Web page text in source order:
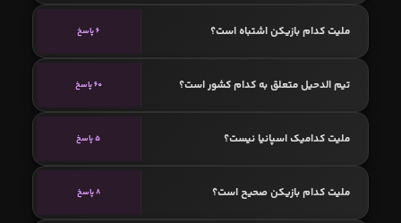
ملیت کدام بازیکن اشتباه است؟ 6 پاسخ
تیم الدحیل متعلق به کدام کشور است؟ 60 پاسخ
ملیت کدامیک اسپانیا نیست؟ 5 پاسخ
ملیت کدام بازیکن صحیح است؟ 8 پاسخ